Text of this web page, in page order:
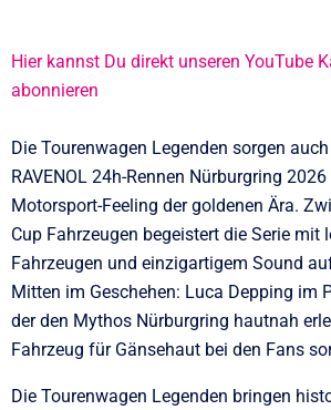
Hier kannst Du direkt unseren YouTube
abonnieren
Die Tourenwagen Legenden sorgen
RAVENOL 24h-Rennen Nürburgring
Motorsport-Feeling der goldenen Ära.
Cup Fahrzeugen begeistert die Serie mit
Fahrzeugen und einzigartigem Sound
Mitten im Geschehen: Luca Depping im
der den Mythos Nürburgring hautnah
Fahrzeug für Gänsehaut bei den Fans
Die Tourenwagen Legenden bringen